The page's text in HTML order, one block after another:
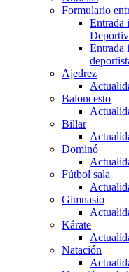
Formulario
Entrada
Entrada
Ajedrez
Baloncesto
Billar
Dominó
Fútbol sala
Gimnasio
Kárate
Natación